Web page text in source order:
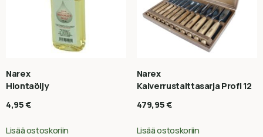
Narex
Hiontaöljy
4,95€
Lisää ostoskoriin
Narex
Kaiverrustalttasarja Profi 12
479,95€
Lisää ostoskoriin